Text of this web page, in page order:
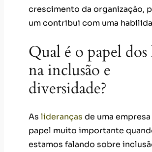
crescimento da organização,
um contribui com uma
Qual é o papel dos
na inclusão e
diversidade?
As lideranças de uma
papel muito importante
estamos falando sobre